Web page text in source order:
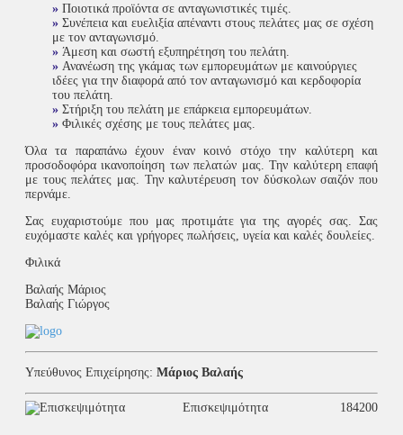
» Ποιοτικά προϊόντα σε ανταγωνιστικές τιμές.
» Συνέπεια και ευελιξία απέναντι στους πελάτες μας σε σχέση
με τον ανταγωνισμό.
» Άμεση και σωστή εξυπηρέτηση του πελάτη.
» Ανανέωση της γκάμας των εμπορευμάτων με καινούργιες
ιδέες για την διαφορά από τον ανταγωνισμό και κερδοφορία
του πελάτη.
» Στήριξη του πελάτη με επάρκεια εμπορευμάτων.
» Φιλικές σχέσης με τους πελάτες μας.
Όλα τα παραπάνω έχουν έναν κοινό στόχο την καλύτερη και
προσοδοφόρα ικανοποίηση των πελατών μας. Την καλύτερη επαφή
με τους πελάτες μας. Την καλυτέρευση τον δύσκολων σαιζόν που
περνάμε.
Σας ευχαριστούμε που μας προτιμάτε για της αγορές σας. Σας
ευχόμαστε καλές και γρήγορες πωλήσεις, υγεία και καλές δουλείες.
Φιλικά
Βαλαής Μάριος
Βαλαής Γιώργος
Υπεύθυνος Επιχείρησης: Μάριος Βαλαής
Επισκεψιμότητα 184200